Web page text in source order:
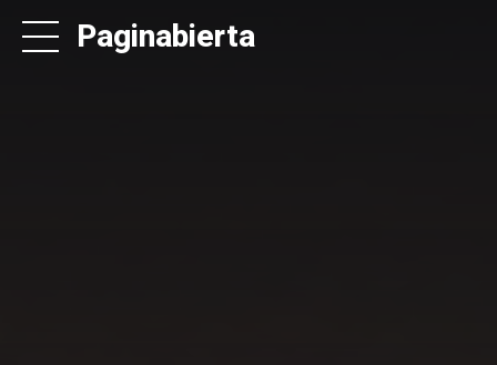
Paginabierta